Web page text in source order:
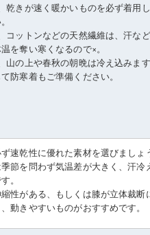
乾きが速く暖かいものを必ず着用
コットンなどの天然繊維は、汗な
を奪い寒くなるので×。
山の上や春秋の朝晩は冷え込みま
て防寒着もご準備ください。
速乾性に優れた素材を選びましょ
節を問わず気温差が大きく、汗冷
。
性がある、もしくは膝が立体裁断
、動きやすいものがおすすめです。